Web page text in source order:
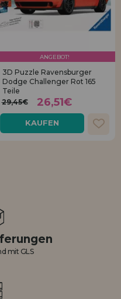
ANGEBOT!
3D Puzzle Ravensburger
Dodge Challenger Rot 165
Teile
29,45€
26,51€
KAUFEN
mit GLS